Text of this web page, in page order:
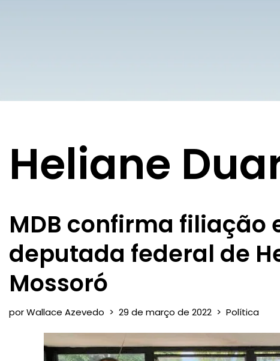
Heliane
MDB confirma
deputada federal de
Mossoró
porWallace Azevedo 29 de março de 2022 Política